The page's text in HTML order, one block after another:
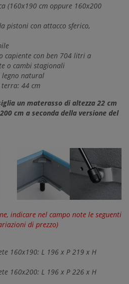
(160x190 cm oppure 160x200
pistoni con attacco sferico,
capiente con ben 704 litri a
o cambi stagionali
natural
44 cm
un materasso di altezza 22 cm
cm a seconda della versione del
indicare nel campo note le seguenti
di prezzo)
160x190: L 196 x P 219 x H
160x200: L 196 x P 226 x H